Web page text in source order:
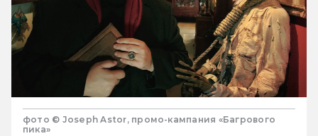
фото © Joseph Astor, промо-кампания «Багрового
пика»